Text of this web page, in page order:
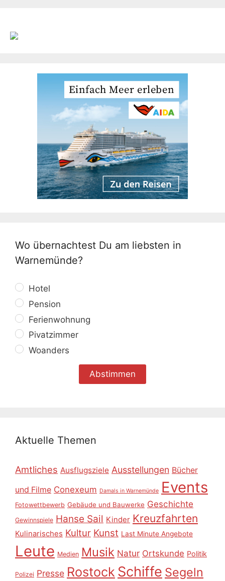
Wo übernachtest Du am liebsten in
Warnemünde?
Hotel
Pension
Ferienwohnung
Pivatzimmer
Woanders
Aktuelle Themen
Amtliches Ausflugsziele Ausstellungen Bücher
und Filme Conexeum Damals in Warnemünde Events
Fotowettbewerb Gebäude und Bauwerke Geschichte
Gewinnspiele Hanse Sail Kinder Kreuzfahrten
Kulinarisches Kultur Kunst Last Minute Angebote
Leute Medien Musik Natur Ortskunde Politik
Polizei Presse Rostock Schiffe Segeln